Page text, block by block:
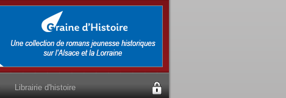
Librairie d'histoire